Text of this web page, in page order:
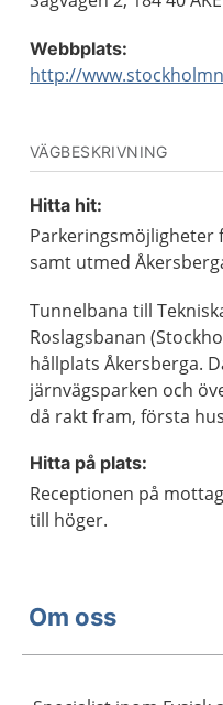
Webbplats:
http://
VÄGBESKRIVNING
Hitta hit:
Parkeringsmöjligheter
samt utmed
Tunnelbana till
Roslagsbanan
hållplats Åkersberga.
järnvägsparken och
då rakt fram, första
Hitta på plats:
Receptionen på
till höger.
Om oss